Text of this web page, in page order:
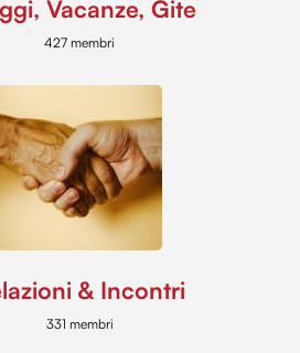
Vacanze, Gite
427 membri
& Incontri
331 membri